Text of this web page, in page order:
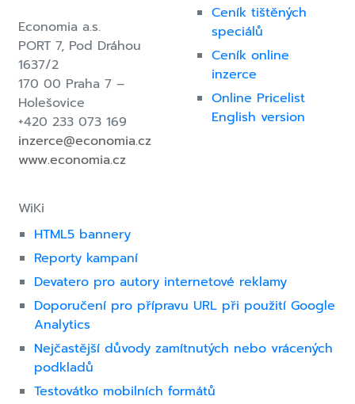
Economia a.s.
PORT 7, Pod Dráhou
1637/2
170 00 Praha 7 –
Holešovice
+420 233 073 169
inzerce@economia.cz
www.economia.cz
Ceník tištěných
speciálů
Ceník online
inzerce
Online Pricelist
English version
WiKi
HTML5 bannery
Reporty kampaní
Devatero pro autory internetové reklamy
Doporučení pro přípravu URL při použití Google
Analytics
Nejčastější důvody zamítnutých nebo vrácených
podkladů
Testovátko mobilních formátů